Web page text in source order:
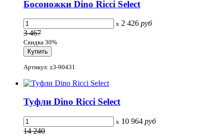
Босоножки Dino Ricci Select
x 2 426 руб
3 467
Скидка 30%
Артикул: z3-90431
Туфли Dino Ricci Select
x 10 964 руб
14 240